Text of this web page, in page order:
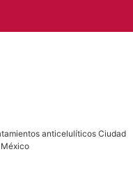
anticelulíticos Ciudad